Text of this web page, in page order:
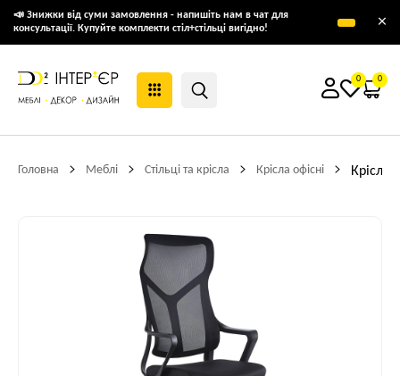
📣 Знижки від суми замовлення - напишіть нам в чат для
консультації. Купуйте комплекти стіл+стільці вигідно!
×
0 0
Головна Меблі Стільці та крісла Крісла офісні Крісло